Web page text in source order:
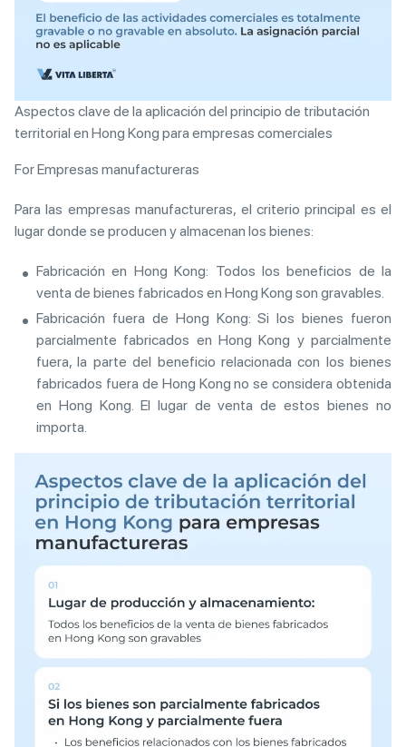
Aspectos clave de la aplicación del principio de tributación
territorial en Hong Kong para empresas comerciales
For Empresas manufactureras
Para las empresas manufactureras, el criterio principal es el
lugar donde se producen y almacenan los bienes:
Fabricación en Hong Kong: Todos los beneficios de la
venta de bienes fabricados en Hong Kong son gravables.
Fabricación fuera de Hong Kong: Si los bienes fueron
parcialmente fabricados en Hong Kong y parcialmente
fuera, la parte del beneficio relacionada con los bienes
fabricados fuera de Hong Kong no se considera obtenida
en Hong Kong. El lugar de venta de estos bienes no
importa.